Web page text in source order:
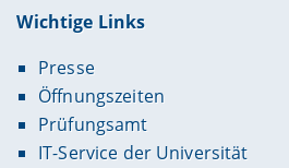
Wichtige Links
Presse
Öffnungszeiten
Prüfungsamt
IT-Service der Universität